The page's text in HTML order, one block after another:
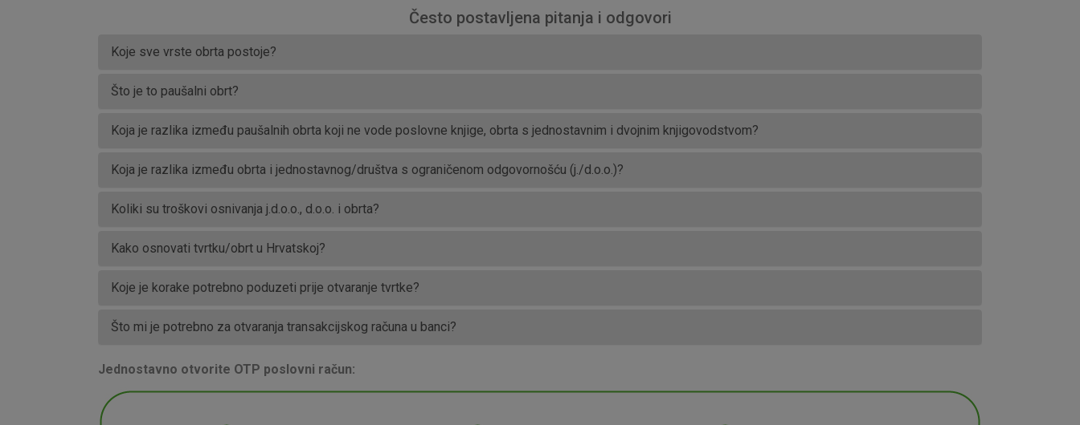
Često postavljena pitanja i odgovori
Koje sve vrste obrta postoje?
Što je to paušalni obrt?
Koja je razlika između paušalnih obrta koji ne vode poslovne knjige, obrta s jednostavnim i dvojnim knjigovodstvom?
Koja je razlika između obrta i jednostavnog/društva s ograničenom odgovornošću (j./d.o.o.)?
Koliki su troškovi osnivanja j.d.o.o., d.o.o. i obrta?
Kako osnovati tvrtku/obrt u Hrvatskoj?
Koje je korake potrebno poduzeti prije otvaranje tvrtke?
Što mi je potrebno za otvaranja transakcijskog računa u banci?
Jednostavno otvorite OTP poslovni račun:
radnje koje uključuju zahtjev za uslugama, kao što su postavke kolačića. Svoj
preglednik možete postaviti da blokira te kolačiće ili pošalje upozorenje o